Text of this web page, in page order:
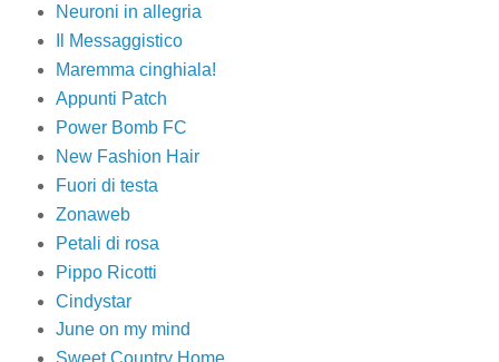
Neuroni in allegria
Il Messaggistico
Maremma cinghiala!
Appunti Patch
Power Bomb FC
New Fashion Hair
Fuori di testa
Zonaweb
Petali di rosa
Pippo Ricotti
Cindystar
June on my mind